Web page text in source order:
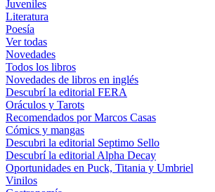
Juveniles
Literatura
Poesía
Ver todas
Novedades
Todos los libros
Novedades de libros en inglés
Descubrí la editorial FERA
Oráculos y Tarots
Recomendados por Marcos Casas
Cómics y mangas
Descubri la editorial Septimo Sello
Descubrí la editorial Alpha Decay
Oportunidades en Puck, Titania y Umbriel
Vinilos